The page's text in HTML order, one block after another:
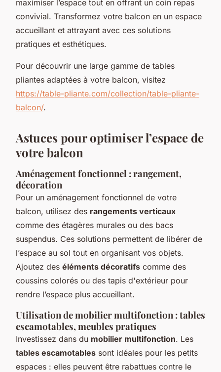
maximiser l’espace tout en offrant un coin repas
convivial. Transformez votre balcon en un espace
accueillant et attrayant avec ces solutions
pratiques et esthétiques.
Pour découvrir une large gamme de tables
pliantes adaptées à votre balcon, visitez
https://table-pliante.com/collection/table-pliante-
balcon/.
Astuces pour optimiser l’espace de
votre balcon
Aménagement fonctionnel : rangement,
décoration
Pour un aménagement fonctionnel de votre
balcon, utilisez des rangements verticaux
comme des étagères murales ou des bacs
suspendus. Ces solutions permettent de libérer de
l’espace au sol tout en organisant vos objets.
Ajoutez des éléments décoratifs comme des
coussins colorés ou des tapis d'extérieur pour
rendre l’espace plus accueillant.
Utilisation de mobilier multifonction : tables
escamotables, meubles pratiques
Investissez dans du mobilier multifonction. Les
tables escamotables sont idéales pour les petits
espaces : elles peuvent être rabattues contre le